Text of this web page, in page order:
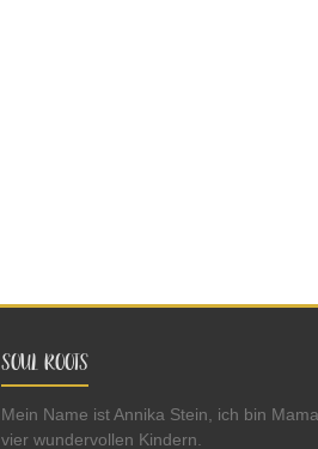
SOUL ROOTS
Mein Name ist Annika Stein, ich bin
vier wundervollen Kindern.